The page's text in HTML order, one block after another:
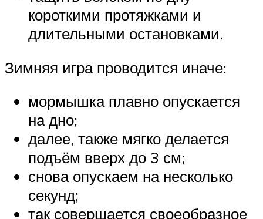
короткими протяжками и
длительными остановками.
Зимняя игра проводится иначе:
мормышка плавно опускается
на дно;
далее, также мягко делается
подъём вверх до 3 см;
снова опускаем на несколько
секунд;
так совершается своеобразное